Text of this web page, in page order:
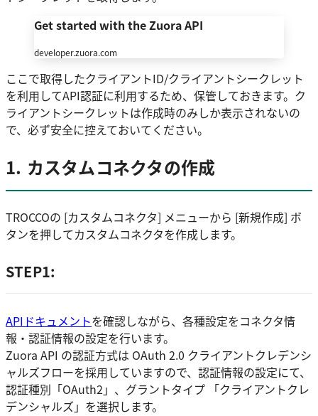
Get started with the Zuora API
developer.zuora.com
ここで取得したクライアントID/クライアントシークレット
を利用してAPI認証に利用するため、保管しておきます。ク
ライアントシークレットは作成時のみしか表示されないの
で、必ず安全に控えておいてください。
1. カスタムコネクタの作成
TROCCOの [カスタムコネクタ] メニューから [新規作成] ボ
タンを押してカスタムコネクタを作成します。
STEP1:
APIドキュメントを確認しながら、各種設定をコネクタ情
報・認証情報の設定を行います。
Zuora API の認証方式は OAuth 2.0 クライアントクレデンシ
ャルズフローを採用していますので、認証情報の設定にて、
認証種別「OAuth2」、グラントタイプ 「クライアントクレ
デンシャルズ」を選択します。